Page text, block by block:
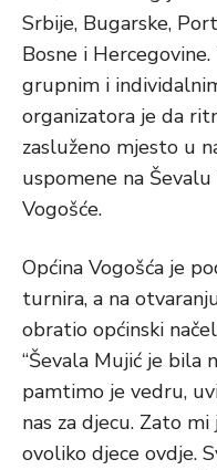
Srbije, Bugarske,
Bosne i
grupnim i
organizatora je da
zasluženo mjesto u
uspomene na
Vogošće.
Općina Vogošća je
turnira, a na
obratio općinski
“Ševala Mujić je bila
pamtimo je vedru,
nas za djecu. Zato
ovoliko djece ovdje.